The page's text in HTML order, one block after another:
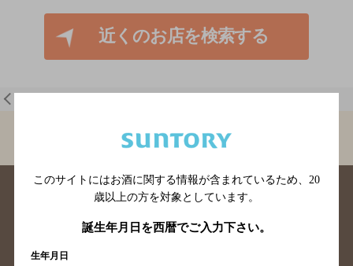
近くのお店を検索する
東京都 Ｍｙ Ｓｃｏｔｃｈ
このサイトにはお酒に関する情報が含まれているため、 20
歳以上の方を対象としています。
誕生年月日を西暦でご入力下さい。
生年月日